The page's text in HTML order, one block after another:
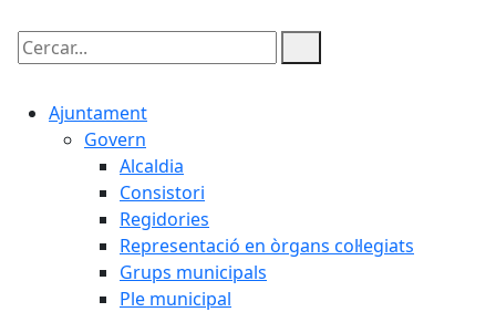
Cercar:
Ajuntament
Govern
Alcaldia
Consistori
Regidories
Representació en òrgans col·legiats
Grups municipals
Ple municipal